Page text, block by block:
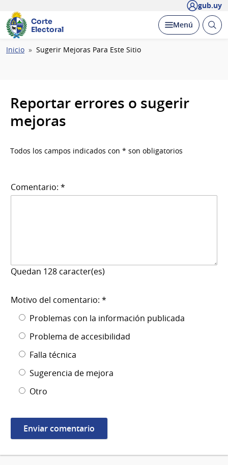
gub.uy
Corte
Electoral
Desplegar
Menú Abrir
Ruta
Inicio Sugerir Mejoras Para Este Sitio
Reportar errores o sugerir
mejoras
Todos los campos indicados con * son obligatorios
Comentario: *
Quedan 128 caracter(es)
Motivo del comentario: *
Problemas con la información publicada
Problema de accesibilidad
Falla técnica
Sugerencia de mejora
Otro